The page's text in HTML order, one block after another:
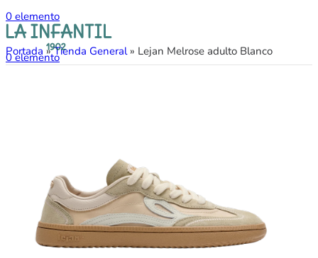
0 elemento
0elemento
Portada »Tienda General» Lejan Melrose adulto Blanco